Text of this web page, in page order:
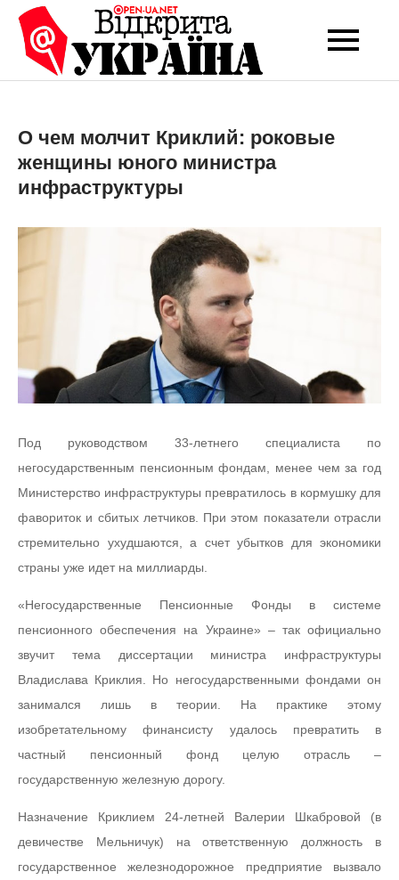
Перейти
вмісту
Open-UA
NET
Це ваше надійне
експертних думок
О чем молчит Криклий: роковые
женщины юного министра
инфраструктуры
Под руководством 33-летнего специалиста по
негосударственным пенсионным фондам, менее чем за год
Министерство инфраструктуры превратилось в кормушку для
фавориток и сбитых летчиков. При этом показатели отрасли
стремительно ухудшаются, а счет убытков для экономики
страны уже идет на миллиарды.
«Негосударственные Пенсионные Фонды в системе
пенсионного обеспечения на Украине» – так официально
звучит тема диссертации министра инфраструктуры
Владислава Криклия. Но негосударственными фондами он
занимался лишь в теории. На практике этому
изобретательному финансисту удалось превратить в
частный пенсионный фонд целую отрасль –
государственную железную дорогу.
Назначение Криклием 24-летней Валерии Шкабровой (в
девичестве Мельничук) на ответственную должность в
государственное железнодорожное предприятие вызвало